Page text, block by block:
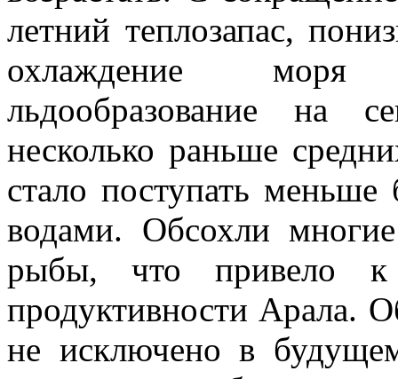
летний теплозапас,
охлаждение моря
льдообразование на
несколько раньше
стало поступать
водами. Обсохли
рыбы, что привело к
продуктивности Арала.
не исключено в